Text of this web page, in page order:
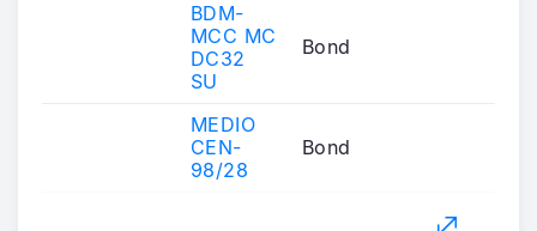
BDM-
MCC MC
DC32
SU
Bond
MEDIO
CEN-
98/28
Bond